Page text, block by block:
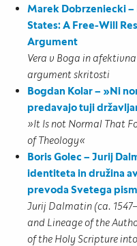
Marek Dobrzeniecki
States: A Free-Will
Argument
Vera v Boga in
argument skritosti
Bogdan Kolar – »Ni
predavajo tuji
»It Is not Normal That
of Theology«
Boris Golec – Jurij
identiteta in družina
prevoda Svetega
Jurij Dalmatin (ca.
and Lineage of the
of the Holy Scripture